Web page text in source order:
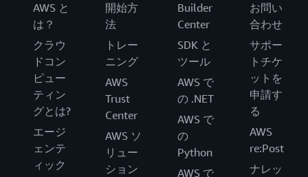
AWS と
は？
クラウ
ドコン
ピュー
ティン
グとは?
エージ
ェンテ
ィック
開始方
法
トレー
ニング
AWS
Trust
Center
AWS ソ
リュー
ション
Builder
Center
SDK と
ツール
AWS で
の .NET
AWS で
の
Python
AWS で
お問い
合わせ
サポー
トチケ
ットを
申請す
る
AWS
re:Post
ナレッ